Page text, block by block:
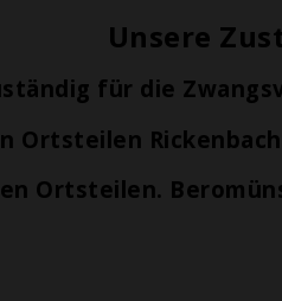
Unsere
für die
Ortsteilen
Ortsteilen.